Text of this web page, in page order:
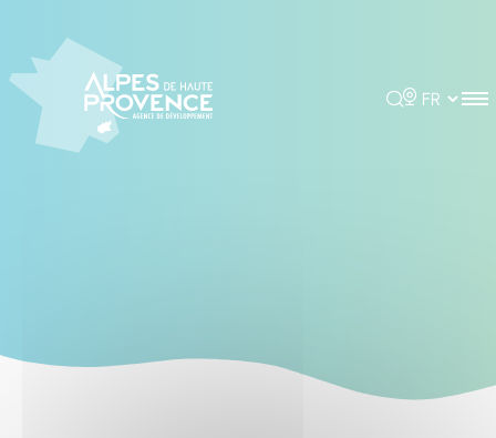
Rechercher
Choisir la